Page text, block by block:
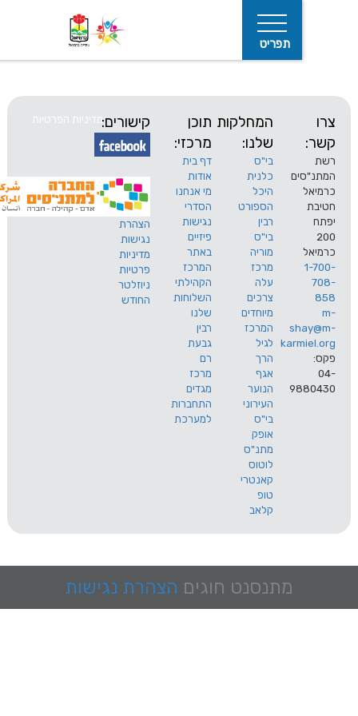
המחלקות
שלנו:
בי"ס
כלנית
היכל
הספורט
רבין
בי"ס
מוריה
מרכז
עלה
צרכים
מיוחדים
המרכז
לגיל
הרך
אגף
הנוער
תוכן
מרכזי:
דף בית
אודות
מי אנחנו
הסדרי
נגישות
פיזיים
באתר
המרכז
הקהילתי
השלוחות
שלנו
רבין
גבעת
רם
מרכז
מגדים
התחברות
למערכת
קישורים:
הצהרת
נגישות
מדיניות
פרטיות
ניוזלטר
החודש
מדיניות הפרטיות
מתנסנט חוגים הצהרת נגישות